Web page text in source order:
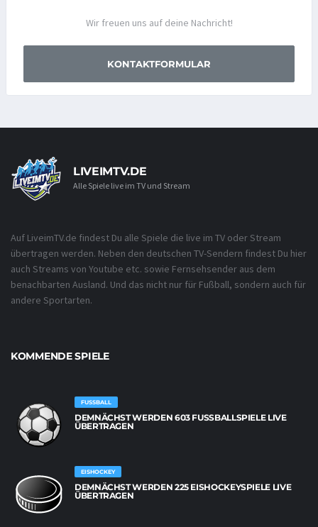
Wir freuen uns auf deine Nachricht!
KONTAKTFORMULAR
LIVEIMTV.DE
Alle Spiele live im TV und Stream
Auf LiveimTV.de findest Du alle Spiele die live im TV oder Stream
übertragen werden. Neben den deutschen TV-Sendern findest Du hier
auch Streams von Youtube etc. sowie Fernsehsender aus dem
benachbarten Ausland. Und das nicht nur für Fußball, sondern auch für
andere Sportarten.
KOMMENDE SPIELE
FUSSBALL
DEMNÄCHST WERDEN 603 FUSSBALLSPIELE LIVE Ü
BERTRAGEN
EISHOCKEY
DEMNÄCHST WERDEN 225 EISHOCKEYSPIELE LIVE
ÜBERTRAGEN